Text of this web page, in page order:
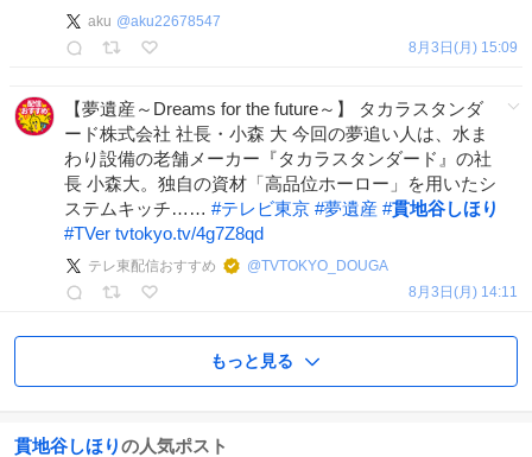
aku @aku22678547
8月3日(月) 15:09
【夢遺産～Dreams for the future～】 タカラスタンダ
ード株式会社 社長・小森 大 今回の夢追い人は、水ま
わり設備の老舗メーカー『タカラスタンダード』の社
長 小森大。独自の資材「高品位ホーロー」を用いたシ
ステムキッチ…… #テレビ東京 #夢遺産 #貫地谷しほり
#TVer tvtokyo.tv/4g7Z8qd
テレ東配信おすすめ @TVTOKYO_DOUGA
8月3日(月) 14:11
もっと見る
貫地谷しほりの人気ポスト